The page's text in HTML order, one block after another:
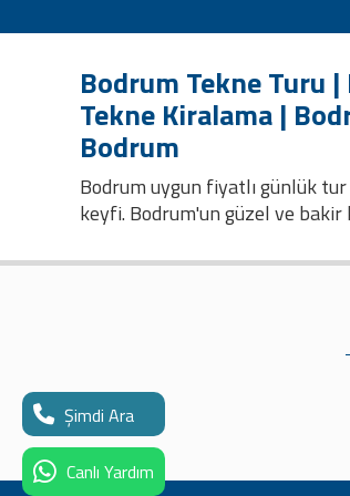
Bodrum Tekne Turu
Tekne Kiralama |
Bodrum
Bodrum uygun fiyatlı günlük
keyfi. Bodrum'un güzel ve bakir
Şimdi Ara
Canlı Yardım